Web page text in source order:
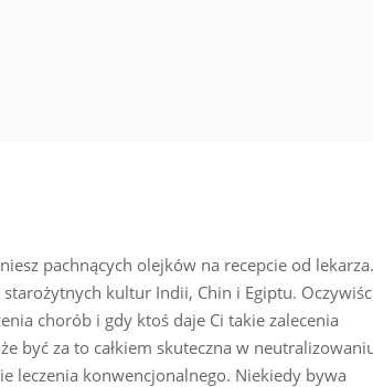
pachnących olejków na recepcie od lekarza.
kultur Indii, Chin i Egiptu.
chorób i gdy ktoś daje Ci takie zalecenia
być za to całkiem skuteczna w
leczenia konwencjonalnego. Niekiedy bywa